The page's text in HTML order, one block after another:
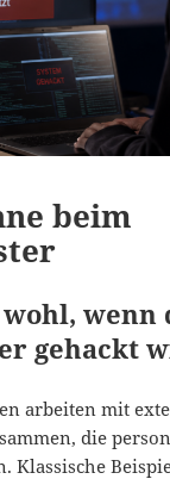
beim
wenn
gehackt
arbeiten mit
die
Klassische